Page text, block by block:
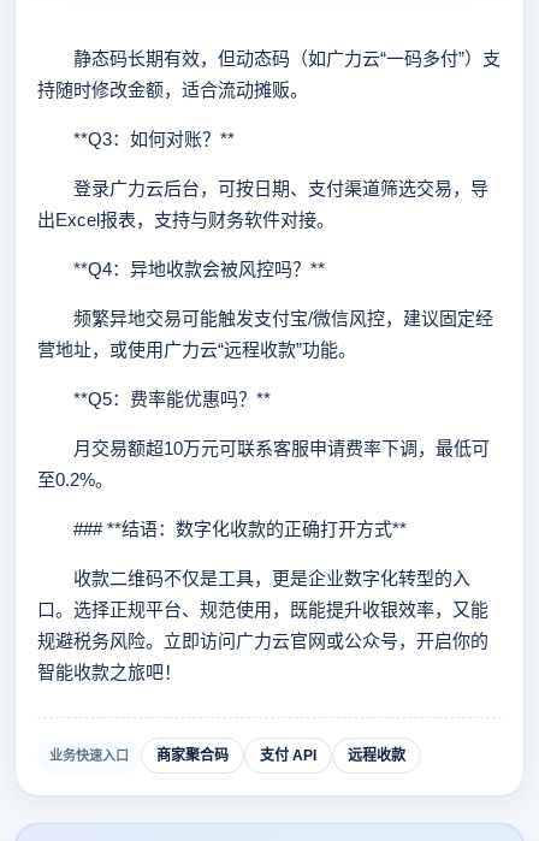
静态码长期有效，但动态码（如广力云“一码多付”）支
持随时修改金额，适合流动摊贩。
**Q3：如何对账？**
登录广力云后台，可按日期、支付渠道筛选交易，导
出Excel报表，支持与财务软件对接。
**Q4：异地收款会被风控吗？**
频繁异地交易可能触发支付宝/微信风控，建议固定经
营地址，或使用广力云“远程收款”功能。
**Q5：费率能优惠吗？**
月交易额超10万元可联系客服申请费率下调，最低可
至0.2%。
### **结语：数字化收款的正确打开方式**
收款二维码不仅是工具，更是企业数字化转型的入
口。选择正规平台、规范使用，既能提升收银效率，又能
规避税务风险。立即访问广力云官网或公众号，开启你的
智能收款之旅吧！
业务快速入口 商家聚合码 支付 API 远程收款